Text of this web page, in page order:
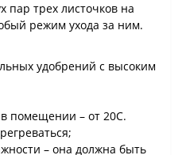
пар трех листочков на
режим ухода за ним.
удобрений с высоким
помещении – от 20С.
– она должна быть